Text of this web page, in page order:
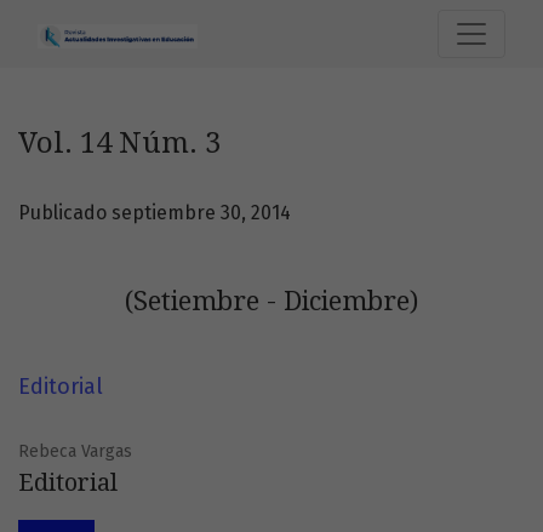
Vol. 14 Núm. 3
Publicado septiembre 30, 2014
(Setiembre - Diciembre)
Editorial
Rebeca Vargas
Editorial